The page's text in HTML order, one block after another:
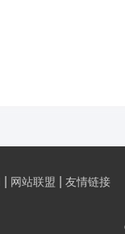
网站联盟 友情链接